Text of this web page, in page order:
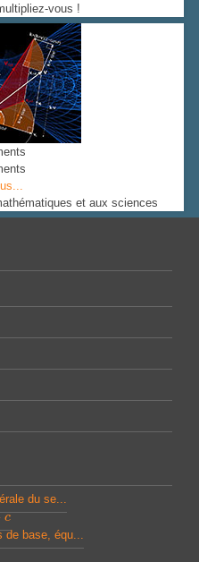
vous !
et aux sciences
du se...
c
de base, équ...